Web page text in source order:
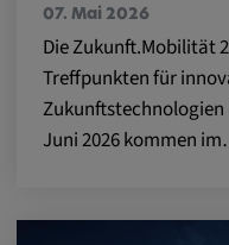
07. Mai 2026
Die Zukunft.Mobilität
Treffpunkten für
Zukunftstechnologien
Juni 2026 kommen
Cookie Laufzeit:
1 Jahr
Externe